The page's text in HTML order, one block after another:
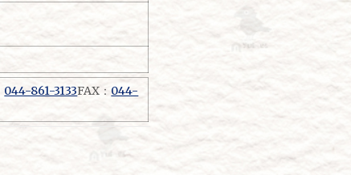
044-861-3133FAX： 044-